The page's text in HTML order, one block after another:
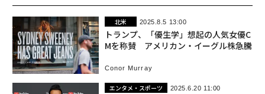
北米 2025.8.5 13:00
トランプ、「優生学」想起の人気女優C
Mを称賛 アメリカン・イーグル株急騰
Conor Murray
エンタメ・スポーツ 2025.6.20 11:00